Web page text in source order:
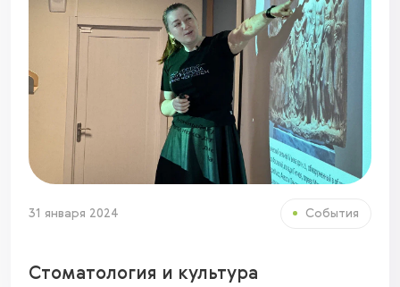
31 января 2024 События
Стоматология и культура